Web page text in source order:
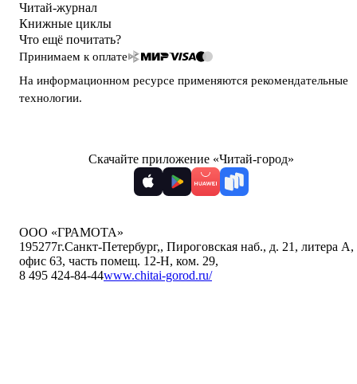
Читай-журнал
Книжные циклы
Что ещё почитать?
Принимаем к оплате
На информационном ресурсе применяются рекомендательные
технологии.
Скачайте приложение «Читай-город»
ООО «ГРАМОТА»
195277г.Санкт-Петербург,, Пироговская наб., д. 21, литера А,
офис 63, часть помещ. 12-Н, ком. 29,
8 495 424-84-44www.chitai-gorod.ru/